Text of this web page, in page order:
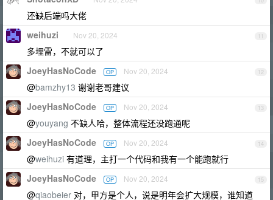
还缺后端吗大佬
11
weihuzi Nov 20, 2024
多埋雷，不就可以了
12
JoeyHasNoCode OP Nov 20, 2024
@bamzhy13 谢谢老哥建议
13
JoeyHasNoCode OP Nov 20, 2024
@youyang 不缺人哈，整体流程还没跑通呢
14
JoeyHasNoCode OP Nov 20, 2024
@weihuzi 有道理，主打一个代码和我有一个能跑就行
15
JoeyHasNoCode OP Nov 20, 2024
@qiaobeier 对，甲方是个人，说是明年会扩大规模，谁知道